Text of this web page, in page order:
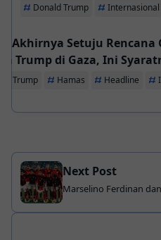
Donald Trump Internasional
Akhirnya Setuju Rencana
Trump di Gaza, Ini
Trump Hamas Headline
Next Post
Marselino Ferdinan